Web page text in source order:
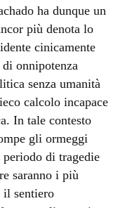
ha dunque un
più denota lo
cinicamente
onnipotenza
senza umanità
calcolo incapace
In tale contesto
gli ormeggi
di tragedie
saranno i più
il sentiero